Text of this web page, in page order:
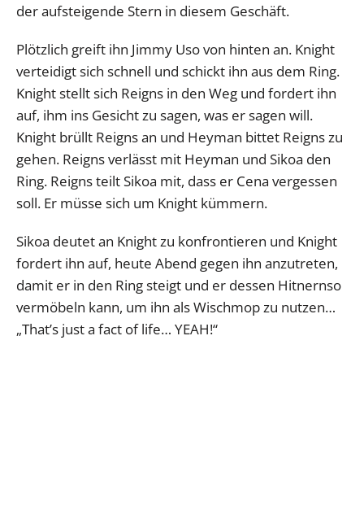
der aufsteigende Stern in diesem Geschäft.
Plötzlich greift ihn Jimmy Uso von hinten an. Knight
verteidigt sich schnell und schickt ihn aus dem Ring.
Knight stellt sich Reigns in den Weg und fordert ihn
auf, ihm ins Gesicht zu sagen, was er sagen will.
Knight brüllt Reigns an und Heyman bittet Reigns zu
gehen. Reigns verlässt mit Heyman und Sikoa den
Ring. Reigns teilt Sikoa mit, dass er Cena vergessen
soll. Er müsse sich um Knight kümmern.
Sikoa deutet an Knight zu konfrontieren und Knight
fordert ihn auf, heute Abend gegen ihn anzutreten,
damit er in den Ring steigt und er dessen Hitnernso
vermöbeln kann, um ihn als Wischmop zu nutzen…
„That’s just a fact of life… YEAH!“